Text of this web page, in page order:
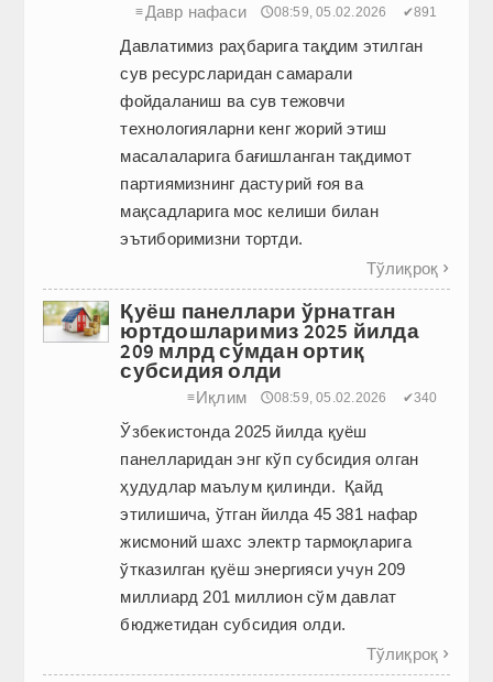
≡ Давр нафаси 🕔08:59, 05.02.2026 ✔891
Давлатимиз раҳбарига тақдим этилган
сув ресурсларидан самарали
фойдаланиш ва сув тежовчи
технологияларни кенг жорий этиш
масалаларига бағишланган тақдимот
партия­мизнинг дастурий ғоя ва
мақсадларига мос келиши билан
эътиборимизни тортди.
Тўлиқроқ 
Қуёш панеллари ўрнатган
юртдошларимиз 2025 йилда
209 млрд сўмдан ортиқ
субсидия олди
≡Иқлим 🕔08:59, 05.02.2026 ✔340
Ўзбекистонда 2025 йилда қуёш
панелларидан энг кўп субсидия олган
ҳудудлар маълум қилинди. Қайд
этилишича, ўтган йилда 45 381 нафар
жисмоний шахс электр тармоқларига
ўтказилган қуёш энергияси учун 209
миллиард 201 миллион сўм давлат
бюджетидан субсидия олди.
Тўлиқроқ 